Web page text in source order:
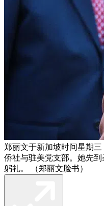
郑丽文于新加坡时间星期
侨社与驻美党支部。她先
躬礼。 （郑丽文脸书）